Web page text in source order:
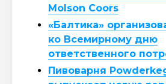
Molson Coors
«Балтика»
ко Всемирному дню
ответственного
Пивоварня